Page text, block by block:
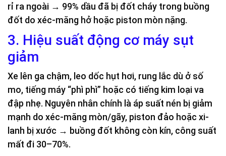
rỉ ra ngoài → 99% dầu đã bị đốt cháy trong buồng
đốt do xéc-măng hở hoặc piston mòn nặng.
3. Hiệu suất động cơ máy sụt
giảm
Xe lên ga chậm, leo dốc hụt hơi, rung lắc dù ở số
mo, tiếng máy “phì phì” hoặc có tiếng kim loại va
đập nhẹ. Nguyên nhân chính là áp suất nén bị giảm
mạnh do xéc-măng mòn/gãy, piston đảo hoặc xi-
lanh bị xước → buồng đốt không còn kín, công suất
mất đi 30–70%.